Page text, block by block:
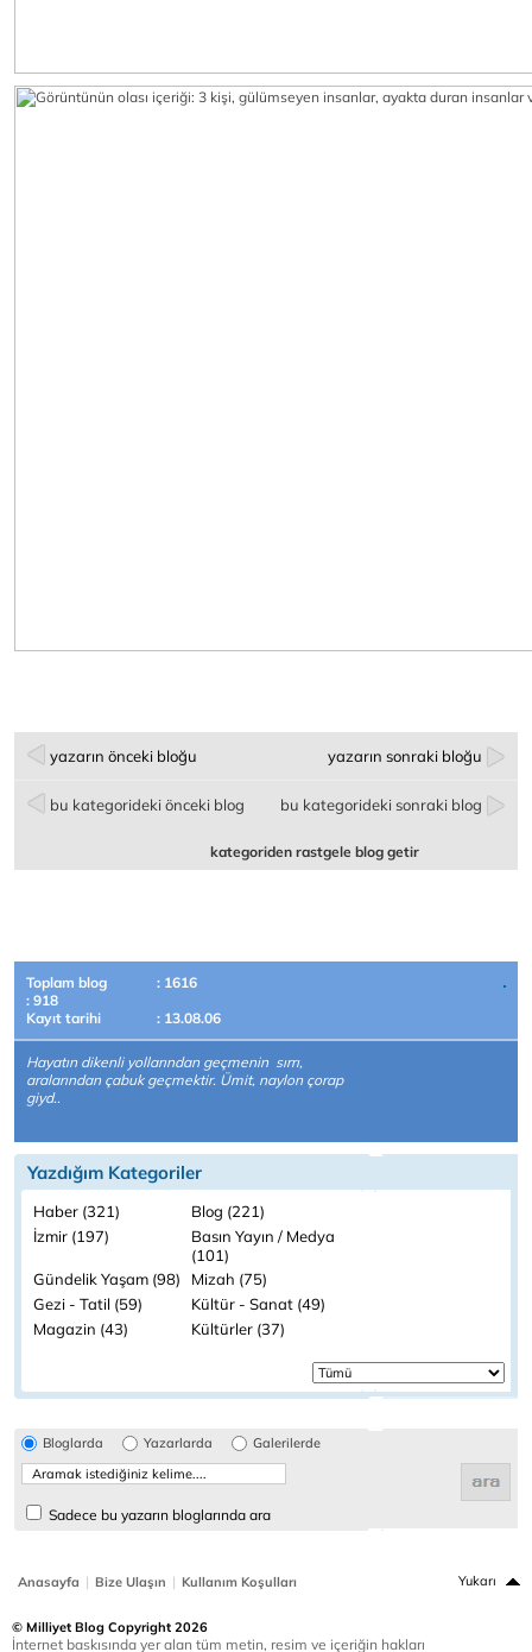
yazarın önceki bloğu yazarın sonraki bloğu
bu kategorideki önceki blog bu kategorideki sonraki blog
kategoriden rastgele blog getir
Toplam blog
: 1616
: 918
Kayıt tarihi
: 13.08.06
Hayatın dikenli yollarından geçmenin sırrı,
aralarından çabuk geçmektir. Ümit, naylon çorap
giyd..
Yazdığım Kategoriler
Haber (321)
Blog (221)
İzmir (197)
Basın Yayın / Medya
(101)
Gündelik Yaşam (98)
Mizah (75)
Gezi - Tatil (59)
Kültür - Sanat (49)
Magazin (43)
Kültürler (37)
Bloglarda Yazarlarda Galerilerde
Sadece bu yazarın bloglarında ara
Anasayfa | Bize Ulaşın | Kullanım Koşulları Yukarı
© Milliyet Blog Copyright 2026
İnternet baskısında yer alan tüm metin, resim ve içeriğin hakları